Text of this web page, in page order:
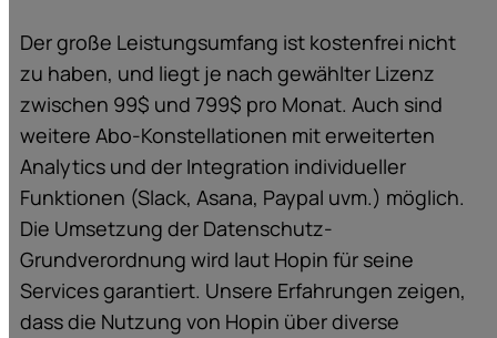
Der große Leistungsumfang ist kostenfrei nicht
zu haben, und liegt je nach gewählter Lizenz
zwischen 99$ und 799$ pro Monat. Auch sind
weitere Abo-Konstellationen mit erweiterten
Analytics und der Integration individueller
Funktionen (Slack, Asana, Paypal uvm.) möglich.
Die Umsetzung der Datenschutz-
Grundverordnung wird laut Hopin für seine
Services garantiert. Unsere Erfahrungen zeigen,
dass die Nutzung von Hopin über diverse